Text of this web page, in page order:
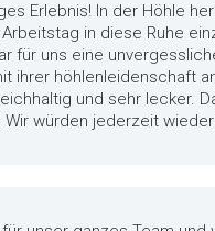
Erlebnis! In der Höhle
in diese Ruhe
für uns eine
ihrer höhlenleidenschaft
und sehr lecker.
würden jederzeit